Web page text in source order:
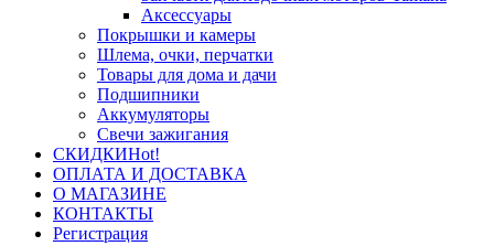
Аксессуары
Покрышки и камеры
Шлема, очки, перчатки
Товары для дома и дачи
Подшипники
Аккумуляторы
Свечи зажигания
СКИДКИHot!
ОПЛАТА И ДОСТАВКА
О МАГАЗИНЕ
КОНТАКТЫ
Регистрация